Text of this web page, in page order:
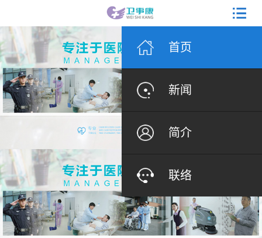
首页
新闻
简介
联络